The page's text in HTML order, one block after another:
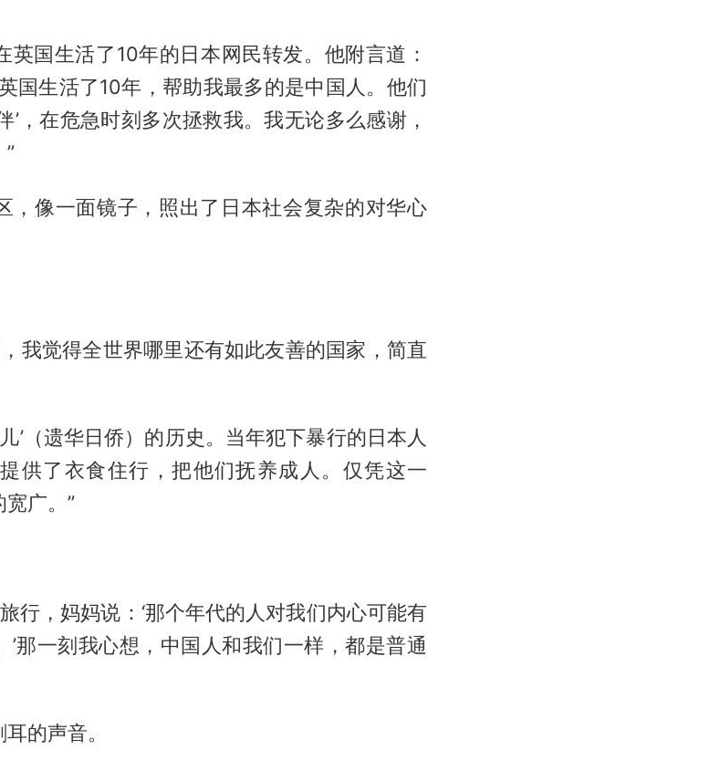
英国生活了10年的日本网民转发。他附言道：
国生活了10年，帮助我最多的是中国人。他们
’，在危急时刻多次拯救我。我无论多么感谢，
，像一面镜子，照出了日本社会复杂的对华心
我觉得全世界哪里还有如此友善的国家，简直
’（遗华日侨）的历史。当年犯下暴行的日本人
供了衣食住行，把他们抚养成人。仅凭这一
广。”
行，妈妈说：‘那个年代的人对我们内心可能有
那一刻我心想，中国人和我们一样，都是普通
的声音。